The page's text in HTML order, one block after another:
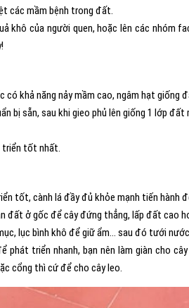
các mầm bệnh trong đất.
khô của người quen, hoặc lên các nhóm
khả năng nảy mầm cao, ngâm hạt giống
bị sẵn, sau khi gieo phủ lên giống 1 lớp
triển tốt nhất.
tốt, cành lá đầy đủ khỏe mạnh tiến hành
đất ở gốc để cây đứng thẳng, lấp đất cao
lục bình khô để giữ ẩm… sau đó tưới
phát triển nhanh, bạn nên làm giàn cho
cổng thì cứ để cho cây leo.